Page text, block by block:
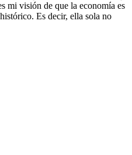
mi visión de que la economía es
Es decir, ella sola no